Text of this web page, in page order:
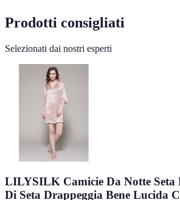
Prodotti consigliati
Selezionati dai nostri esperti
LILYSILK Camicie Da Notte Seta
Di Seta Drappeggia Bene Lucida